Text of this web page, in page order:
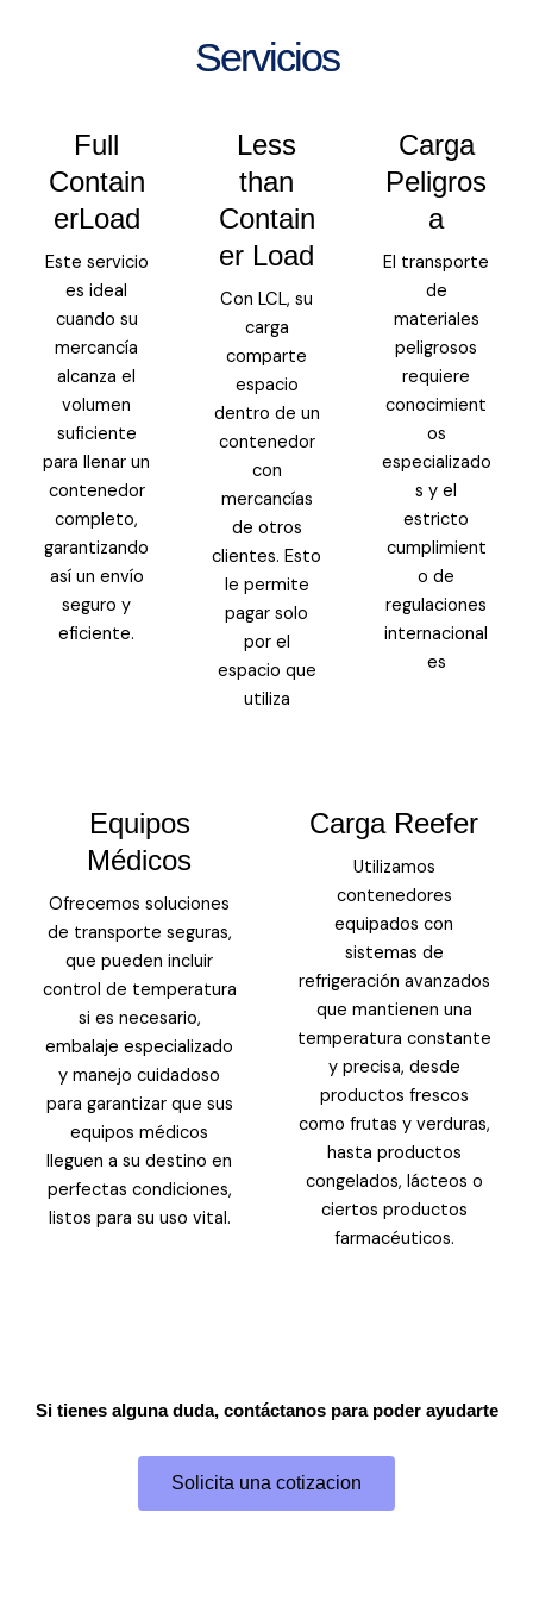
Servicios
Full
Contain
erLoad
Este servicio
es ideal
cuando su
mercancía
alcanza el
volumen
suficiente
para llenar un
contenedor
completo,
garantizando
así un envío
seguro y
eficiente.
Less
than
Contain
er Load
Con LCL, su
carga
comparte
espacio
dentro de un
contenedor
con
mercancías
de otros
clientes. Esto
le permite
pagar solo
por el
espacio que
utiliza
Carga
Peligros
a
El transporte
de
materiales
peligrosos
requiere
conocimient
os
especializado
s y el
estricto
cumplimient
o de
regulaciones
internacional
es
Equipos
Médicos
Ofrecemos soluciones
de transporte seguras,
que pueden incluir
control de temperatura
si es necesario,
embalaje especializado
y manejo cuidadoso
para garantizar que sus
equipos médicos
lleguen a su destino en
perfectas condiciones,
listos para su uso vital.
Carga Reefer
Utilizamos
contenedores
equipados con
sistemas de
refrigeración avanzados
que mantienen una
temperatura constante
y precisa, desde
productos frescos
como frutas y verduras,
hasta productos
congelados, lácteos o
ciertos productos
farmacéuticos.
Si tienes alguna duda, contáctanos para poder ayudarte
Solicita una cotizacion